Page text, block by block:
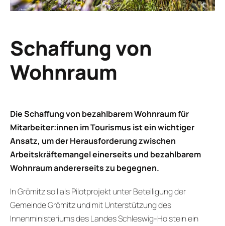
Schaffung von
Wohnraum
Die Schaffung von bezahlbarem Wohnraum für
Mitarbeiter:innen im Tourismus ist ein wichtiger
Ansatz, um der Herausforderung zwischen
Arbeitskräftemangel einerseits und bezahlbarem
Wohnraum andererseits zu begegnen.
In Grömitz soll als Pilotprojekt unter Beteiligung der
Gemeinde Grömitz und mit Unterstützung des
Innenministeriums des Landes Schleswig-Holstein ein